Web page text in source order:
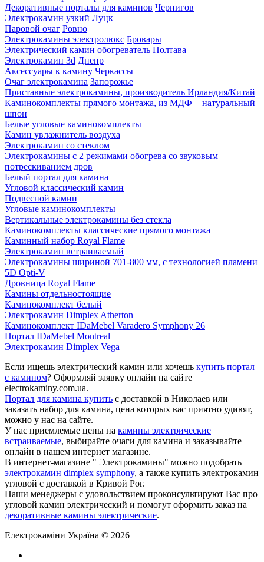
Декоративные порталы для каминов Чернигов
Электрокамин узкий Луцк
Паровой очаг Ровно
Электрокамины электролюкс Бровары
Электрический камин обогреватель Полтава
Электрокамин 3d Днепр
Аксессуары к камину Черкассы
Очаг электрокамина Запорожье
Приставные электрокамины, производитель Ирландия/Китай
Каминокомплекты прямого монтажа, из МДФ + натуральный
шпон
Белые угловые каминокомплекты
Камин увлажнитель воздуха
Электрокамин со стеклом
Электрокамины с 2 режимами обогрева со звуковым
потрескиванием дров
Белый портал для камина
Угловой классический камин
Подвесной камин
Угловые каминокомплекты
Вертикальные электрокамины без стекла
Каминокомплекты классические прямого монтажа
Каминный набор Royal Flame
Электрокамин встраиваемый
Электрокамины шириной 701-800 мм, с технологией пламени
5D Opti-V
Дровница Royal Flame
Камины отдельностоящие
Каминокомплект белый
Электрокамин Dimplex Atherton
Каминокомплект IDaMebel Varadero Symphony 26
Портал IDaMebel Montreal
Электрокамин Dimplex Vega
Если ищешь электрический камин или хочешь купить портал
с камином? Оформляй заявку онлайн на сайте
electrokaminy.com.ua.
Портал для камина купить с доставкой в Николаев или
заказать набор для камина, цена которых вас приятно удивят,
можно у нас на сайте.
У нас приемлемые цены на камины электрические
встраиваемые, выбирайте очаги для камина и заказывайте
онлайн в нашем интернет магазине.
В интернет-магазине " Электрокамины" можно подобрать
электрокамин dimplex symphony, а также купить электрокамин
угловой с доставкой в Кривой Рог.
Наши менеджеры с удовольствием проконсультируют Вас про
угловой камин электрический и помогут оформить заказ на
декоративные камины электрические.
Електрокаміни Україна © 2026